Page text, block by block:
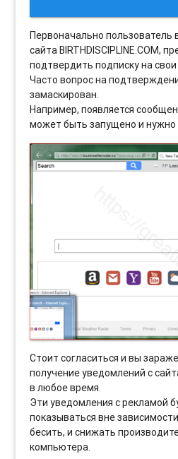
Первоначально пользователь
сайта BIRTHDISCIPLINE.COM,
подтвердить подписку на
Часто вопрос на
замаскирован.
Например, появляется
может быть запущено и нужно
Стоит согласиться и вы
получение уведомлений с
в любое время.
Эти уведомления с рекламой
показываться вне
бесить, и снижать
компьютера.